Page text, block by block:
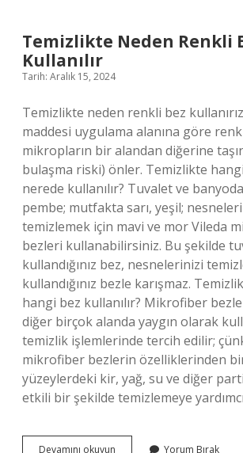
Temizlikte Neden Renkli
Kullanılır
Tarih: Aralık 15, 2024
Temizlikte neden renkli bez
maddesi uygulama alanına göre
mikropların bir alandan diğerine
bulaşma riski) önler. Temizlikte
nerede kullanılır? Tuvalet ve banyoda
pembe; mutfakta sarı, yeşil; nesneleri
temizlemek için mavi ve mor Vileda
bezleri kullanabilirsiniz. Bu şekilde
kullandığınız bez, nesnelerinizi
kullandığınız bezle karışmaz.
hangi bez kullanılır? Mikrofiber
diğer birçok alanda yaygın olarak
temizlik işlemlerinde tercih edilir;
mikrofiber bezlerin özelliklerinden
yüzeylerdeki kir, yağ, su ve diğer
etkili bir şekilde temizlemeye
Devamını okuyun Temizlikte Yorum Bırak